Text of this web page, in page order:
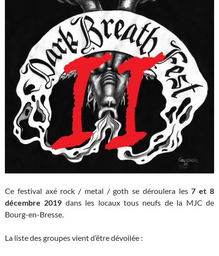
Ce festival axé rock / metal / goth se déroulera les7 et 8
décembre 2019 dans les locaux tous neufs de la MJC de
Bourg-en-Bresse.
La liste des groupes vient d’être dévoilée :